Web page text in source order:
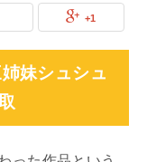
+1
妹シュシュ